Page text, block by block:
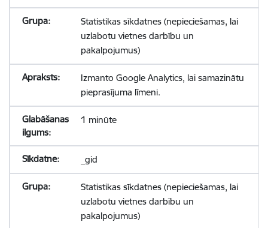
Statistikas sīkdatnes (nepieciešamas, lai
uzlabotu vietnes darbību un
pakalpojumus)
Izmanto Google Analytics, lai samazinātu
pieprasījuma līmeni.
1 minūte
_gid
Statistikas sīkdatnes (nepieciešamas, lai
uzlabotu vietnes darbību un
pakalpojumus)